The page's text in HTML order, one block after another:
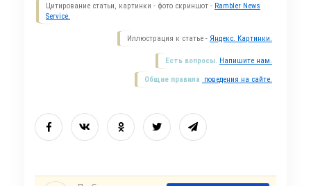
Цитирование статьи, картинки - фото скриншот - Rambler News
Service.
Иллюстрация к статье - Яндекс. Картинки.
Есть вопросы. Напишите нам.
Общие правила поведения на сайте.